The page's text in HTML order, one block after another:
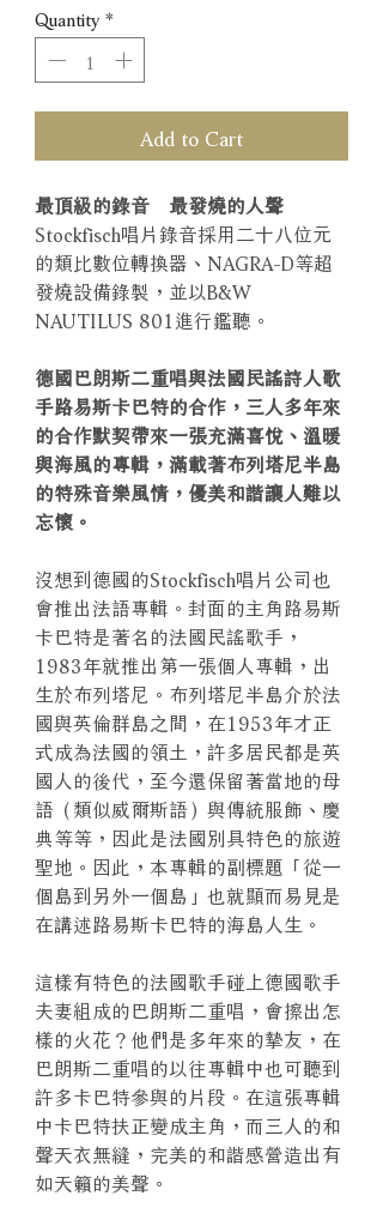
Quantity *
Add to Cart
最頂級的錄音 最發燒的人聲
Stockfisch唱片錄音採用二十八位元
的類比數位轉換器、NAGRA-D等超
發燒設備錄製，並以B&W
NAUTILUS 801進行鑑聽。
德國巴朗斯二重唱與法國民謠詩人歌
手路易斯卡巴特的合作，三人多年來
的合作默契帶來一張充滿喜悅、溫暖
與海風的專輯，滿載著布列塔尼半島
的特殊音樂風情，優美和諧讓人難以
忘懷。
沒想到德國的Stockfisch唱片公司也
會推出法語專輯。封面的主角路易斯
卡巴特是著名的法國民謠歌手，
1983年就推出第一張個人專輯，出
生於布列塔尼。布列塔尼半島介於法
國與英倫群島之間，在1953年才正
式成為法國的領土，許多居民都是英
國人的後代，至今還保留著當地的母
語（類似威爾斯語）與傳統服飾、慶
典等等，因此是法國別具特色的旅遊
聖地。因此，本專輯的副標題「從一
個島到另外一個島」也就顯而易見是
在講述路易斯卡巴特的海島人生。
這樣有特色的法國歌手碰上德國歌手
夫妻組成的巴朗斯二重唱，會擦出怎
樣的火花？他們是多年來的摯友，在
巴朗斯二重唱的以往專輯中也可聽到
許多卡巴特參與的片段。在這張專輯
中卡巴特扶正變成主角，而三人的和
聲天衣無縫，完美的和諧感營造出有
如天籟的美聲。